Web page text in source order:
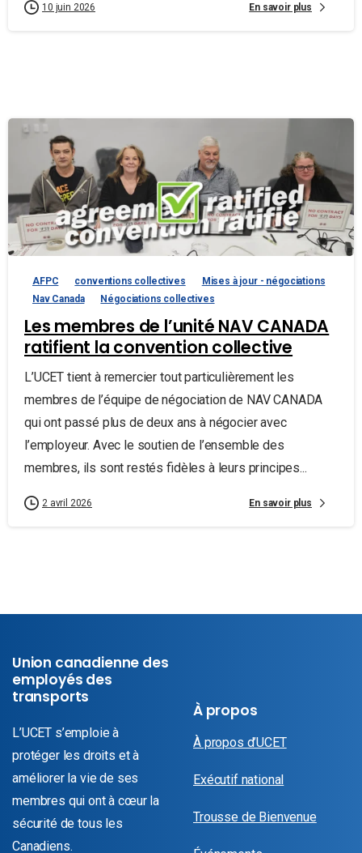
10 juin 2026 En savoir plus
AFPC conventions collectives
Mises à jour - négociations
Nav Canada
Négociations collectives
Les membres de l’unité NAV CANADA
ratifient la convention collective
L’UCET tient à remercier tout particulièrement les
membres de l’équipe de négociation de NAV CANADA
qui ont passé plus de deux ans à négocier avec
l’employeur. Avec le soutien de l’ensemble des
membres, ils sont restés fidèles à leurs principes...
2 avril 2026 En savoir plus
Union canadienne des
employés des
transports
L’UCET s’emploie à
protéger les droits et à
améliorer la vie de ses
membres qui ont à cœur la
sécurité de tous les
Canadiens.
À propos
À propos d’UCET
Exécutif national
Trousse de Bienvenue